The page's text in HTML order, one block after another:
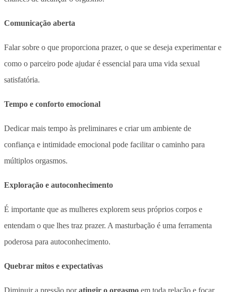
Comunicação aberta
Falar sobre o que proporciona prazer, o que se deseja experimentar e
como o parceiro pode ajudar é essencial para uma vida sexual
satisfatória.
Tempo e conforto emocional
Dedicar mais tempo às preliminares e criar um ambiente de
confiança e intimidade emocional pode facilitar o caminho para
múltiplos orgasmos.
Exploração e autoconhecimento
É importante que as mulheres explorem seus próprios corpos e
entendam o que lhes traz prazer. A masturbação é uma ferramenta
poderosa para autoconhecimento.
Quebrar mitos e expectativas
Diminuir a pressão poratingir o orgasmo em toda relação e focar